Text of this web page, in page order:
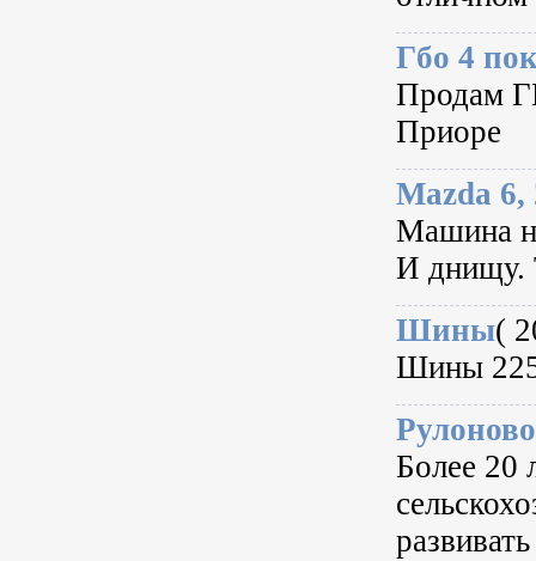
Гбо 4
Продам
Приоре
Mazda 6,
Машина
И днищу.
Шины(
Шины
Более 20